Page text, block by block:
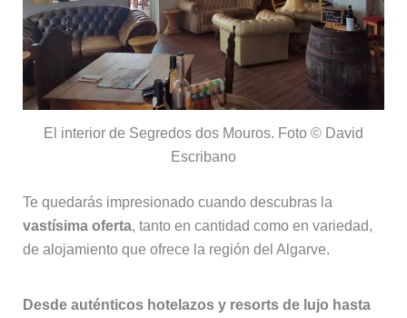
El interior de Segredos dos Mouros. Foto © David
Escribano
Te quedarás impresionado cuando descubras la
vastísima oferta, tanto en cantidad como en variedad,
de alojamiento que ofrece la región del Algarve.
Desde auténticos hotelazos y resorts de lujo hasta